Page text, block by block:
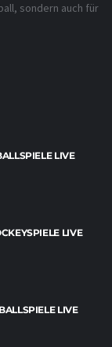
sondern auch für
LIVE Ü
LIVE
LIVE